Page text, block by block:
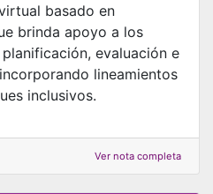
basado en
brinda apoyo a los
evaluación e
lineamientos
inclusivos.
Ver nota completa